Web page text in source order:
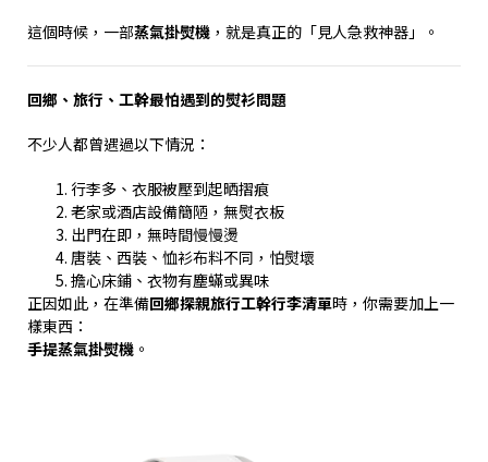
這個時候，一部蒸氣掛熨機 ，就是真正的「見人急救神器」。
回鄉、旅行、工幹最怕遇到的熨衫問題
不少人都曾遇過以下情況：
行李多、衣服被壓到起晒摺痕
老家或酒店設備簡陋，無熨衣板
出門在即，無時間慢慢燙
唐裝、西裝、恤衫布料不同，怕熨壞
擔心床鋪、衣物有塵蟎或異味
正因如此，在準備回鄉探親旅行工幹行李清單時，你需要加上一
樣東西：
手提蒸氣掛熨機 。